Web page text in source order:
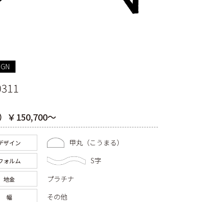
￥150,700～
ザイン 甲丸（こうまる）
ォルム S字
地金 プラチナ
幅 その他